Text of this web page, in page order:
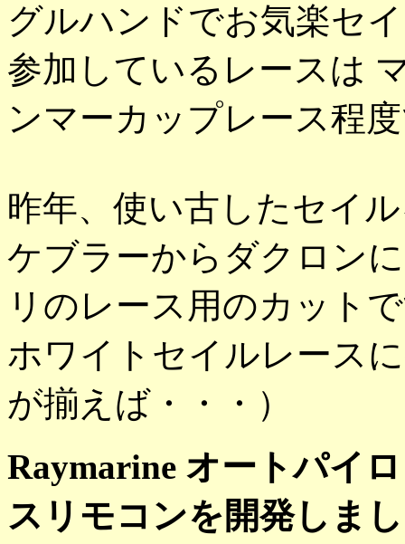
グルハンドでお気楽セ
参加しているレースは
ンマーカップレース程
昨年、使い古したセイ
ケブラーからダクロン
リのレース用のカット
ホワイトセイルレース
が揃えば・・・）
Raymarine オートパイ
スリモコンを開発しま